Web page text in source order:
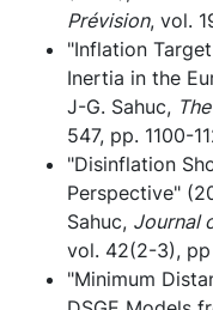
Prévision, vol.
"Inflation
Inertia in the
J-G. Sahuc,
547, pp. 1100-
"Disinflation
Perspective"
Sahuc, Journal
vol. 42(2-3),
"Minimum